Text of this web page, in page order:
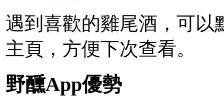
遇到喜歡的雞尾酒，可以
主頁，方便下次查看。
野醺App優勢